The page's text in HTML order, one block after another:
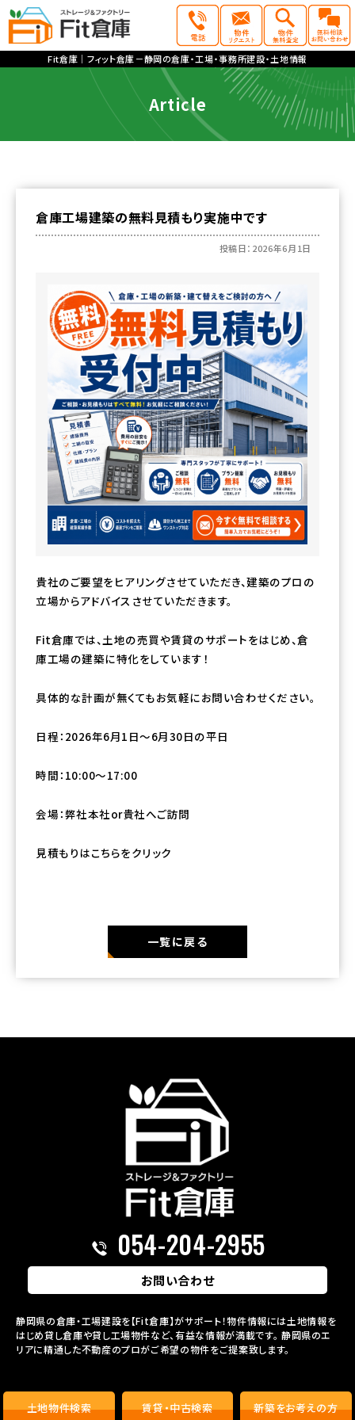
Fit倉庫｜フィット倉庫－静岡の倉庫・工場・事務所建設・土地情報
Article
倉庫工場建築の無料見積もり実施中です
投稿日：2026年6月1日
貴社のご要望をヒアリングさせていただき、建築のプロの
立場からアドバイスさせていただきます。
Fit倉庫では、土地の売買や賃貸のサポートをはじめ、倉
庫工場の建築に特化をしています！
具体的な計画が無くてもお気軽にお問い合わせください。
日程：2026年6月1日～6月30日の平日
時間：10:00～17:00
会場：弊社本社or貴社へご訪問
見積もりはこちらをクリック
一覧に戻る
054-204-2955
お問い合わせ
土地物件検索 賃貸・中古検索 新築をお考えの方
静岡県の倉庫・工場建設を【Fit倉庫】がサポート！物件情報には土地情報を
はじめ貸し倉庫や貸し工場物件など、有益な情報が満載です。 静岡県のエ
リアに精通した不動産のプロがご希望の物件をご提案致します。